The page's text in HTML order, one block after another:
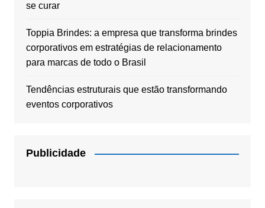
se curar
Toppia Brindes: a empresa que transforma brindes
corporativos em estratégias de relacionamento
para marcas de todo o Brasil
Tendências estruturais que estão transformando
eventos corporativos
Publicidade